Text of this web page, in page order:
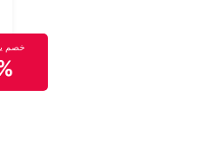
خصم